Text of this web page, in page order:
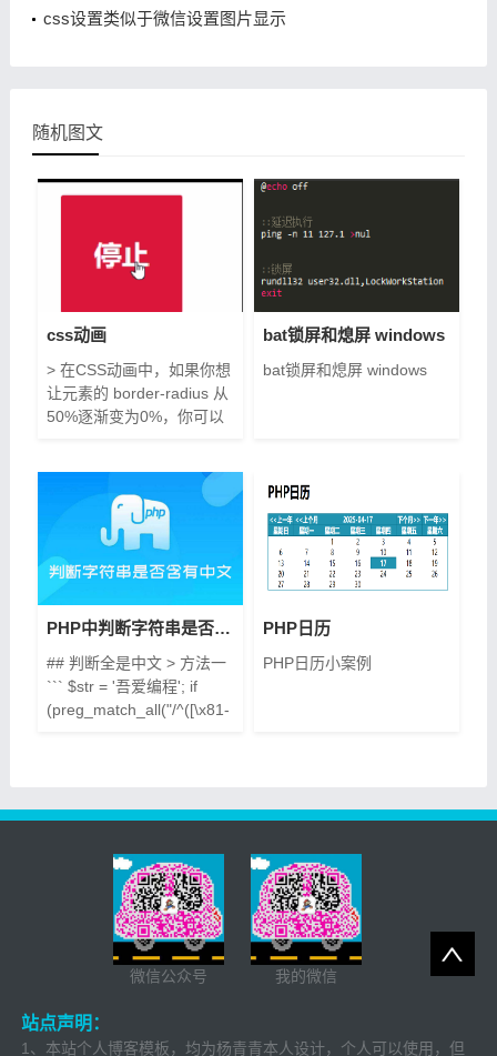
css设置类似于微信设置图片显示
随机图文
css动画
> 在CSS动画中，如果你想
让元素的 border-radius 从
50%逐渐变为0%，你可以
一个简单的示例： ```css /*
定义一个动画 */
@keyframes
borderRadiusChange { 0%
{ border-radius: 50%; }
100% { border-radius: 0; }
} /* 将动画应用到某个元素
bat锁屏和熄屏 windows
bat锁屏和熄屏 windows
PHP中判断字符串是否含有中文
## 判断全是中文 > 方法一
``` $str = '吾爱编程'; if
(preg_match_all("/^([\x81-
$str="'吾爱it编程";
\xff]","$str")){ echo "全是中
PHP日历
PHP日历小案例
微信公众号 我的微信
站点声明：
1、本站个人博客模板，均为杨青青本人设计，个人可以使用，但